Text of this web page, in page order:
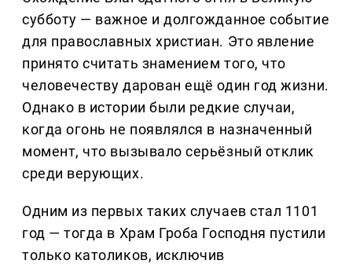
субботу — важное и долгожданное событие
для православных христиан. Это явление
принято считать знамением того, что
человечеству дарован ещё один год жизни.
Однако в истории были редкие случаи,
когда огонь не появлялся в назначенный
момент, что вызывало серьёзный отклик
среди верующих.
Одним из первых таких случаев стал 1101
год — тогда в Храм Гроба Господня пустили
только католиков, исключив